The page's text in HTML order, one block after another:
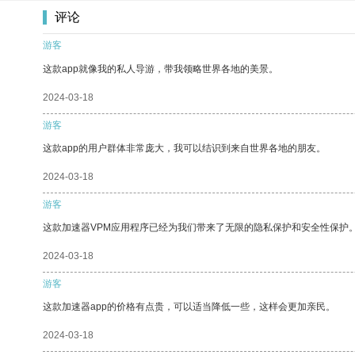
评论
游客
这款app就像我的私人导游，带我领略世界各地的美景。
2024-03-18
游客
这款app的用户群体非常庞大，我可以结识到来自世界各地的朋友。
2024-03-18
游客
这款加速器VPM应用程序已经为我们带来了无限的隐私保护和安全性保护
2024-03-18
游客
这款加速器app的价格有点贵，可以适当降低一些，这样会更加亲民。
2024-03-18